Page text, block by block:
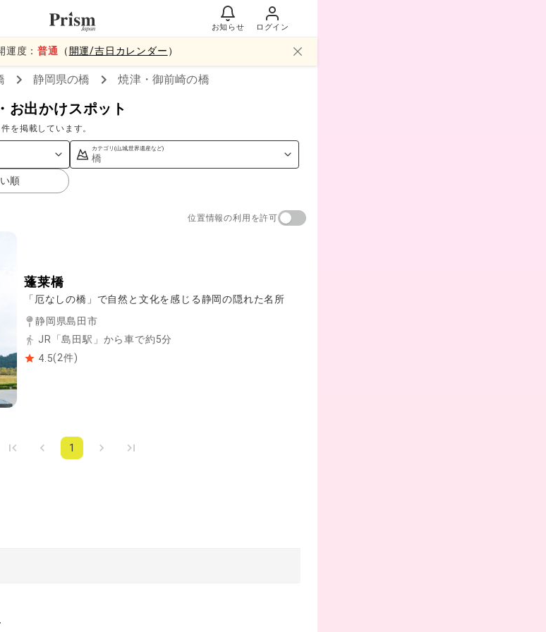
お知らせ ログイン
運度：普通 （ 開運/吉日カレンダー ）
静岡県の橋 焼津・御前崎の橋
お出かけスポット
を掲載しています。
カテゴリ(山,城,世界遺産など)
橋
順
位置情報の利用を許可
蓬莱橋
「厄なしの橋」で自然と文化を感じる静岡の隠れた名所
静岡県島田市
JR「島田駅」から車で約5分
4.5(2件)
1